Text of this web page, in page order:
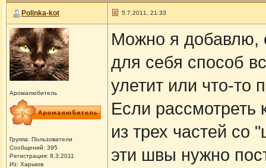
Polinka-kot 5.7.2011, 21:33
Аромалюбитель
Группа: Пользователи
Сообщений: 395
Регистрация: 8.3.2011
Из: Харьков
Можно я добавлю,
для себя способ
улетит или что-то
Если рассмотреть
из трех частей со
эти швы нужно